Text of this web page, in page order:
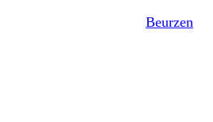
Beurzen